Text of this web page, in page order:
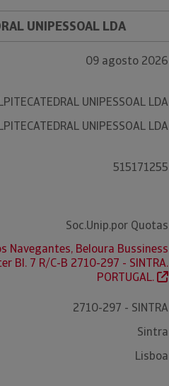
UNIPESSOAL LDA
09 agosto 2026
UNIPESSOAL LDA
UNIPESSOAL LDA
515171255
Soc.Unip.por Quotas
Navegantes, Beloura Bussiness
Bl. 7 R/C-B 2710-297 - SINTRA.
PORTUGAL.
2710-297 - SINTRA
Sintra
Lisboa